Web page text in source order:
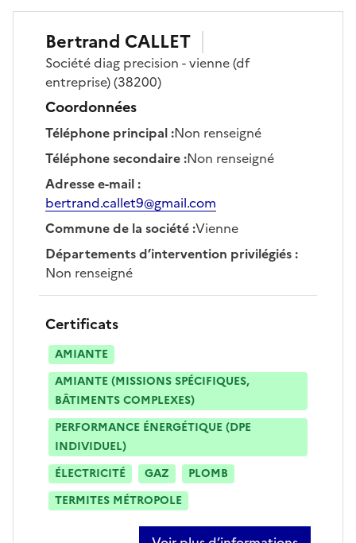
Bertrand CALLET
Sociétédiag precision - vienne (df
entreprise)(38200)
Coordonnées
Téléphone principal:Non renseigné
Téléphone secondaire:Non renseigné
Adresse e-mail:
bertrand.callet9@gmail.com
Commune de la société:Vienne
Départements d’intervention privilégiés:
Non renseigné
Certificats
AMIANTE
AMIANTE (MISSIONS SPÉCIFIQUES,
BÂTIMENTS COMPLEXES)
PERFORMANCE ÉNERGÉTIQUE (DPE
INDIVIDUEL)
ÉLECTRICITÉ
GAZ
PLOMB
TERMITES MÉTROPOLE